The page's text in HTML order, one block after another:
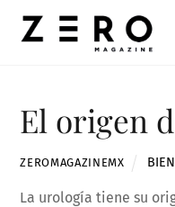
El origen
ZEROMAGAZINEMX
La urología tiene su